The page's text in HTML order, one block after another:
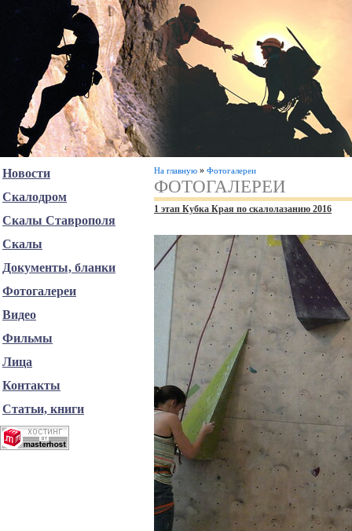
На главную » Фотогалереи
ФОТОГАЛЕРЕИ
1 этап Кубка Края по скалолазанию 2016
Новости
Скалодром
Скалы Ставрополя
Скалы
Документы, бланки
Фотогалереи
Видео
Фильмы
Лица
Контакты
Статьи, книги